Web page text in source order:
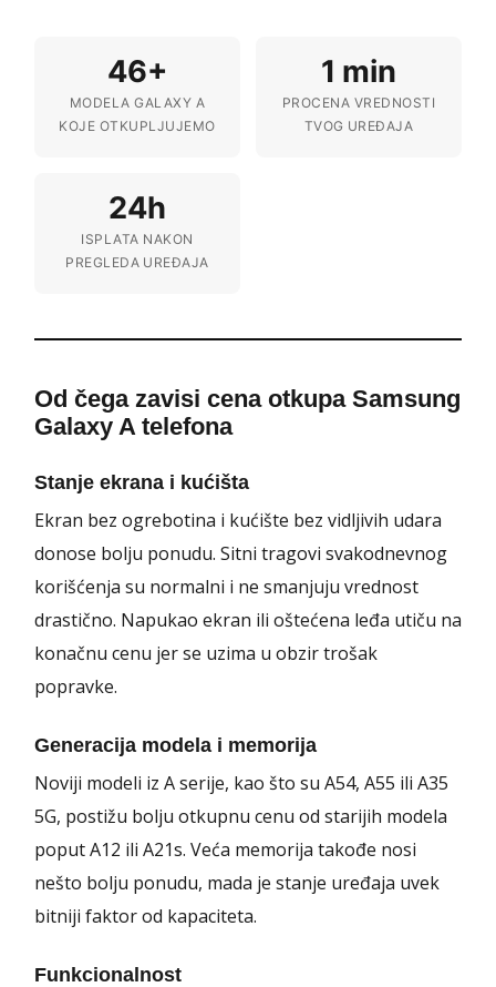
46+
MODELA GALAXY A
KOJE OTKUPLJUJEMO
1 min
PROCENA VREDNOSTI
TVOG UREĐAJA
24h
ISPLATA NAKON
PREGLEDA UREĐAJA
Od čega zavisi cena otkupa Samsung
Galaxy A telefona
Stanje ekrana i kućišta
Ekran bez ogrebotina i kućište bez vidljivih udara
donose bolju ponudu. Sitni tragovi svakodnevnog
korišćenja su normalni i ne smanjuju vrednost
drastično. Napukao ekran ili oštećena leđa utiču na
konačnu cenu jer se uzima u obzir trošak
popravke.
Generacija modela i memorija
Noviji modeli iz A serije, kao što su A54, A55 ili A35
5G, postižu bolju otkupnu cenu od starijih modela
poput A12 ili A21s. Veća memorija takođe nosi
nešto bolju ponudu, mada je stanje uređaja uvek
bitniji faktor od kapaciteta.
Funkcionalnost